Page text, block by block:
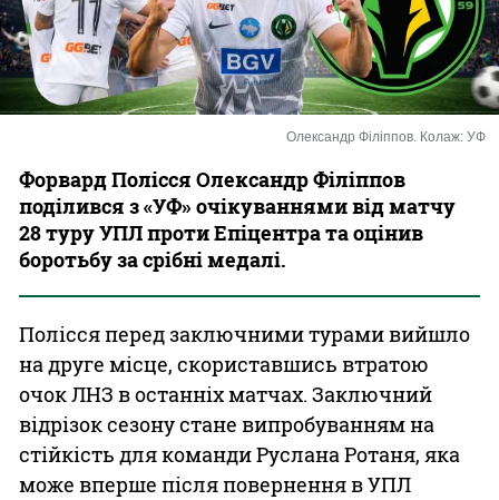
Казино
Олександр Філіппов. Колаж: УФ
Форвард Полісся Олександр Філіппов
поділився з «УФ» очікуваннями від матчу
28 туру УПЛ проти Епіцентра та оцінив
боротьбу за срібні медалі.
Полісся перед заключними турами вийшло
на друге місце, скориставшись втратою
очок ЛНЗ в останніх матчах. Заключний
відрізок сезону стане випробуванням на
стійкість для команди Руслана Ротаня, яка
може вперше після повернення в УПЛ